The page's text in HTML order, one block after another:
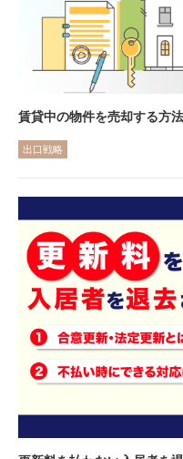
出口戦略
賃貸中の物件を売却する方